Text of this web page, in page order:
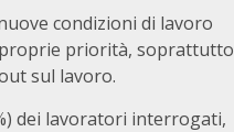
condizioni di lavoro
priorità, soprattutto
sul lavoro.
dei lavoratori interrogati,